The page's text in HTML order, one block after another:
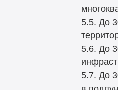
5.5. До
5.6. До
5.7. До